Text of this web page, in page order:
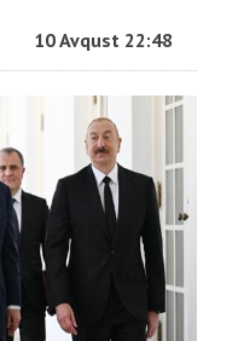
10 Avqust 22:48